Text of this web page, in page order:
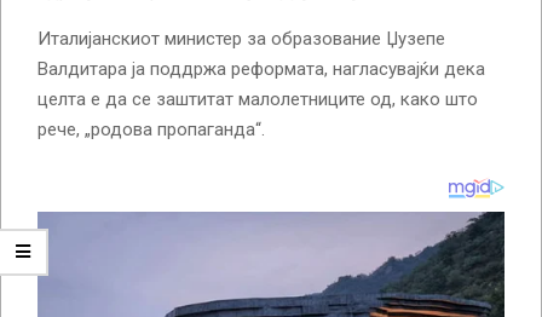
Италијанскиот министер за образование Џузепе
Валдитара ја поддржа реформата, нагласувајќи дека
целта е да се заштитат малолетниците од, како што
рече, „родова пропаганда“.